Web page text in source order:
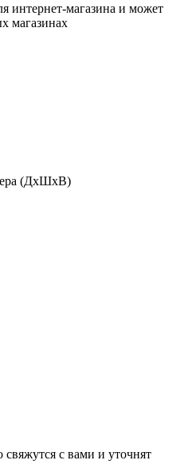
интернет-магазина и может
магазинах
(ДхШхВ)
с вами и уточнят